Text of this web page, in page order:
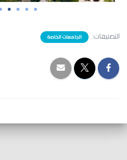
التصنيفات: الجامعات الخاصة